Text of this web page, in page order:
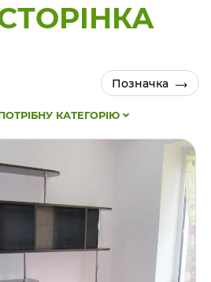
Позначка
КАТЕГОРІЮ